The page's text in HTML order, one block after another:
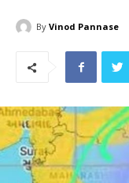
By Vinod Pannase